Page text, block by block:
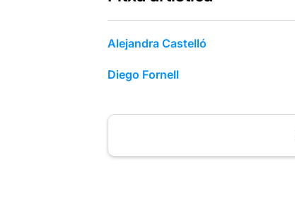
Alejandra Castelló
Diego Fornell